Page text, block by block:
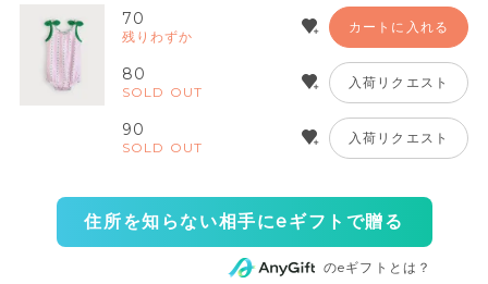
70
残りわずか
カートに入れる
80
SOLD OUT
入荷リクエスト
90
SOLD OUT
入荷リクエスト
住所を知らない相手にeギフトで贈る
のeギフトとは？